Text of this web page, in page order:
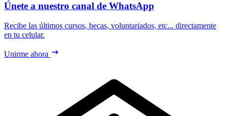
Únete a nuestro canal de WhatsApp
Recibe las últimos cursos, becas, voluntariados, etc... directamente
en tu celular.
Unirme ahora